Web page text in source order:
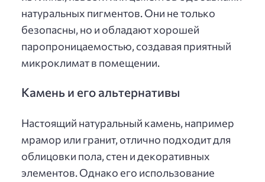
натуральных пигментов. Они не только
безопасны, но и обладают хорошей
паропроницаемостью, создавая приятный
микроклимат в помещении.
Камень и его альтернативы
Настоящий натуральный камень, например
мрамор или гранит, отлично подходит для
облицовки пола, стен и декоративных
элементов. Однако его использование